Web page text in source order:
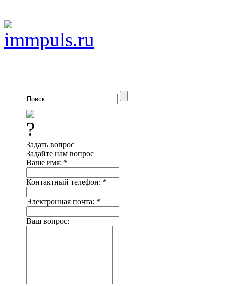
Задать вопрос
Задайте нам вопрос
Ваше имя: *
Контактный телефон: *
Электронная почта: *
Ваш вопрос: